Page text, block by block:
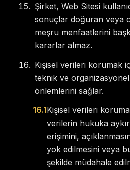
Şirket, Web Sitesi
sonuçlar doğuran veya
meşru menfaatlerini
kararlar almaz.
Kişisel verileri korumak
teknik ve
önlemlerini sağlar.
16.1Kişisel verileri
verilerin hukuka
erişimini,
yok edilmesini veya
şekilde müdahale